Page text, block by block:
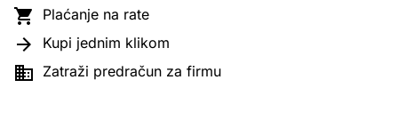
 Plaćanje na rate
 Kupi jednim klikom
 Zatraži predračun za firmu